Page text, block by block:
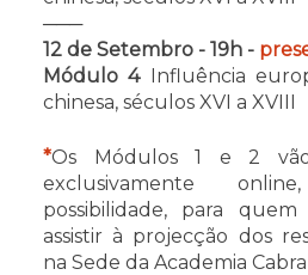
───
12 de Setembro - 19h -
Módulo 4Influência
chinesa, séculos XVI a XVIII
*Os Módulos 1 e 2
exclusivamente
possibilidade, para
assistir à projecção dos
na Sede da Academia